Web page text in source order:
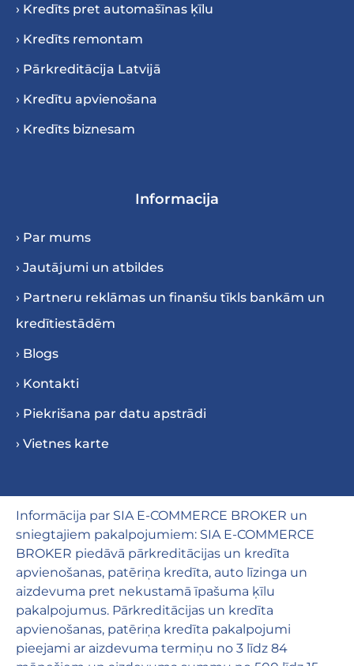
› Kredīts pret automašīnas ķīlu
› Kredīts remontam
› Pārkreditācija Latvijā
› Kredītu apvienošana
› Kredīts biznesam
Informacija
› Par mums
› Jautājumi un atbildes
› Partneru reklāmas un finanšu tīkls bankām un
kredītiestādēm
› Blogs
› Kontakti
› Piekrišana par datu apstrādi
› Vietnes karte
Informācija par SIA E-COMMERCE BROKER un
sniegtajiem pakalpojumiem: SIA E-COMMERCE
BROKER piedāvā pārkreditācijas un kredīta
apvienošanas, patēriņa kredīta, auto līzinga un
aizdevuma pret nekustamā īpašuma ķīlu
pakalpojumus. Pārkreditācijas un kredīta
apvienošanas, patēriņa kredīta pakalpojumi
pieejami ar aizdevuma termiņu no 3 līdz 84